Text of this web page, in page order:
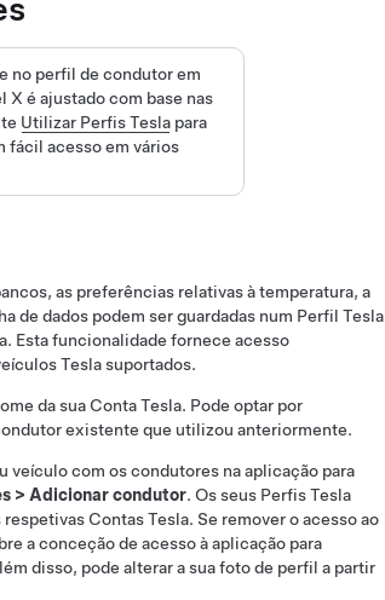
no perfil de condutorem
X é ajustado com base nas
Utilizar Perfis Teslapara
fácil acesso em vários
as preferências relativas à temperatura, a
de dados podem ser guardadas num Perfil Tesla
Esta funcionalidade fornece acesso
Tesla suportados.
da sua Conta Tesla. Pode optar por
existente que utilizou anteriormente.
veículo com os condutores na aplicação para
> Adicionar condutor. Os seus Perfis Tesla
Contas Tesla. Se remover o acesso ao
a conceção de acesso à aplicação para
disso, pode alterar a sua foto de perfil a partir